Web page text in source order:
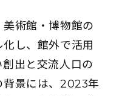
術館・博物館の
し、館外で活用
出と交流人口の
背景には、2023年